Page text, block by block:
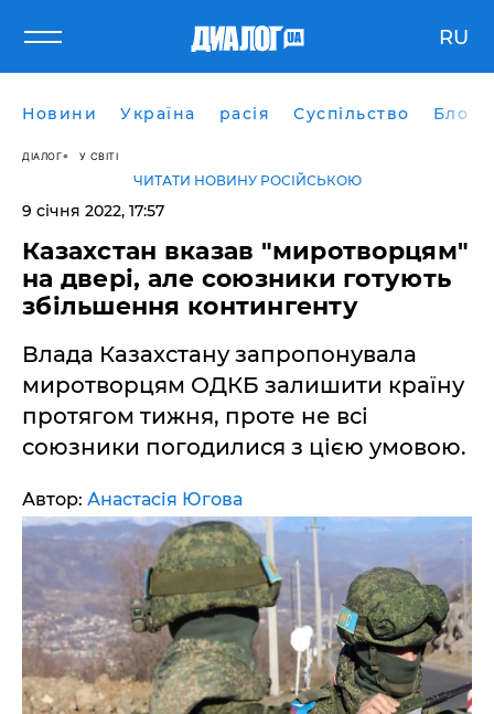
RU
Новини Україна расія Суспільство Блоги
ДІАЛОГ У СВІТІ
ЧИТАТИ НОВИНУ РОСІЙСЬКОЮ
9 січня 2022, 17:57
Казахстан вказав "миротворцям"
на двері, але союзники готують
збільшення контингенту
Влада Казахстану запропонувала
миротворцям ОДКБ залишити країну
протягом тижня, проте не всі
союзники погодилися з цією умовою.
Автор: Анастасія Югова